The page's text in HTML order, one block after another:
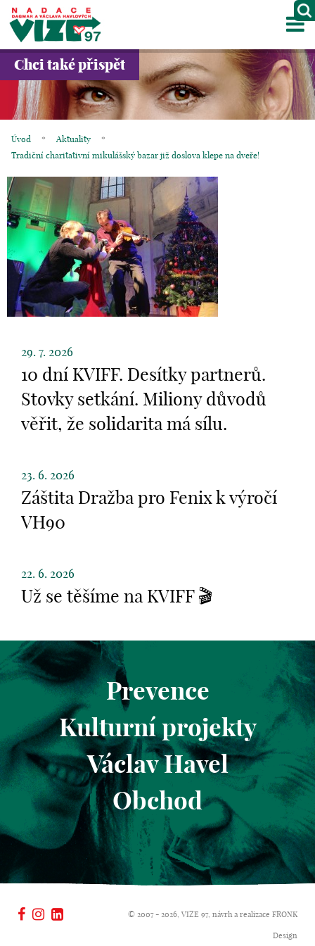
O NÁS
PROJEKTY
GALERIE
KONTAKTY
OBCHOD
KOŠÍK
EN
Chci také přispět
Úvod * Aktuality
*
Tradiční charitativní mikulášský bazar již doslova klepe na dveře!
29. 7. 2026
10 dní KVIFF. Desítky partnerů.
Stovky setkání. Miliony důvodů
věřit, že solidarita má sílu.
23. 6. 2026
Záštita Dražba pro Fenix k výročí
VH90
22. 6. 2026
Už se těšíme na KVIFF 🎬
Prevence
Kulturní projekty
Václav Havel
Obchod
© 2007 - 2026, VIZE 97, návrh a realizace FRONK
Design